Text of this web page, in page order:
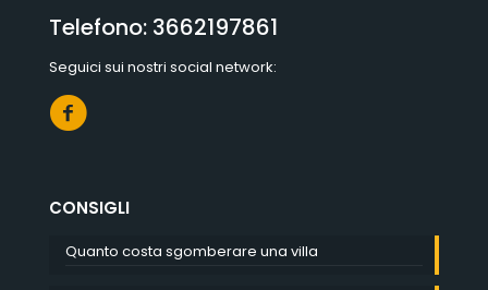
Telefono: 3662197861
Seguici sui nostri social network:
CONSIGLI
Quanto costa sgomberare una villa